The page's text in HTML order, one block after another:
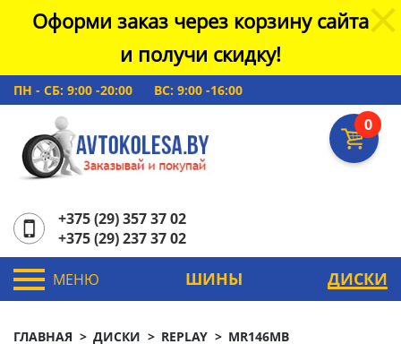
Оформи заказ через корзину сайта
и получи скидку!
ПН - СБ: 9:00 -20:00 ВС: 9:00 -16:00
0
+375 (29) 357 37 02
+375 (29) 237 37 02
МЕНЮ ШИНЫ ДИСКИ
ГЛАВНАЯ ДИСКИ REPLAY MR146MB